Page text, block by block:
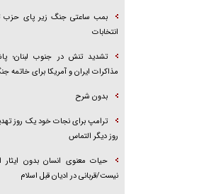
بمب ساعتی جنگ زیر پای حزب
انتخابات
تشدید تنش در جنوب لبنان؛
مذاکرات ایران و آمریکا برای خاتمه
بدون شرح
ترامپ برای نجات خود یک روز
روز دیگر التماس
حیات معنوی انسان بدون ایثار
نیست/قربانی در ادیان قبل اسلام